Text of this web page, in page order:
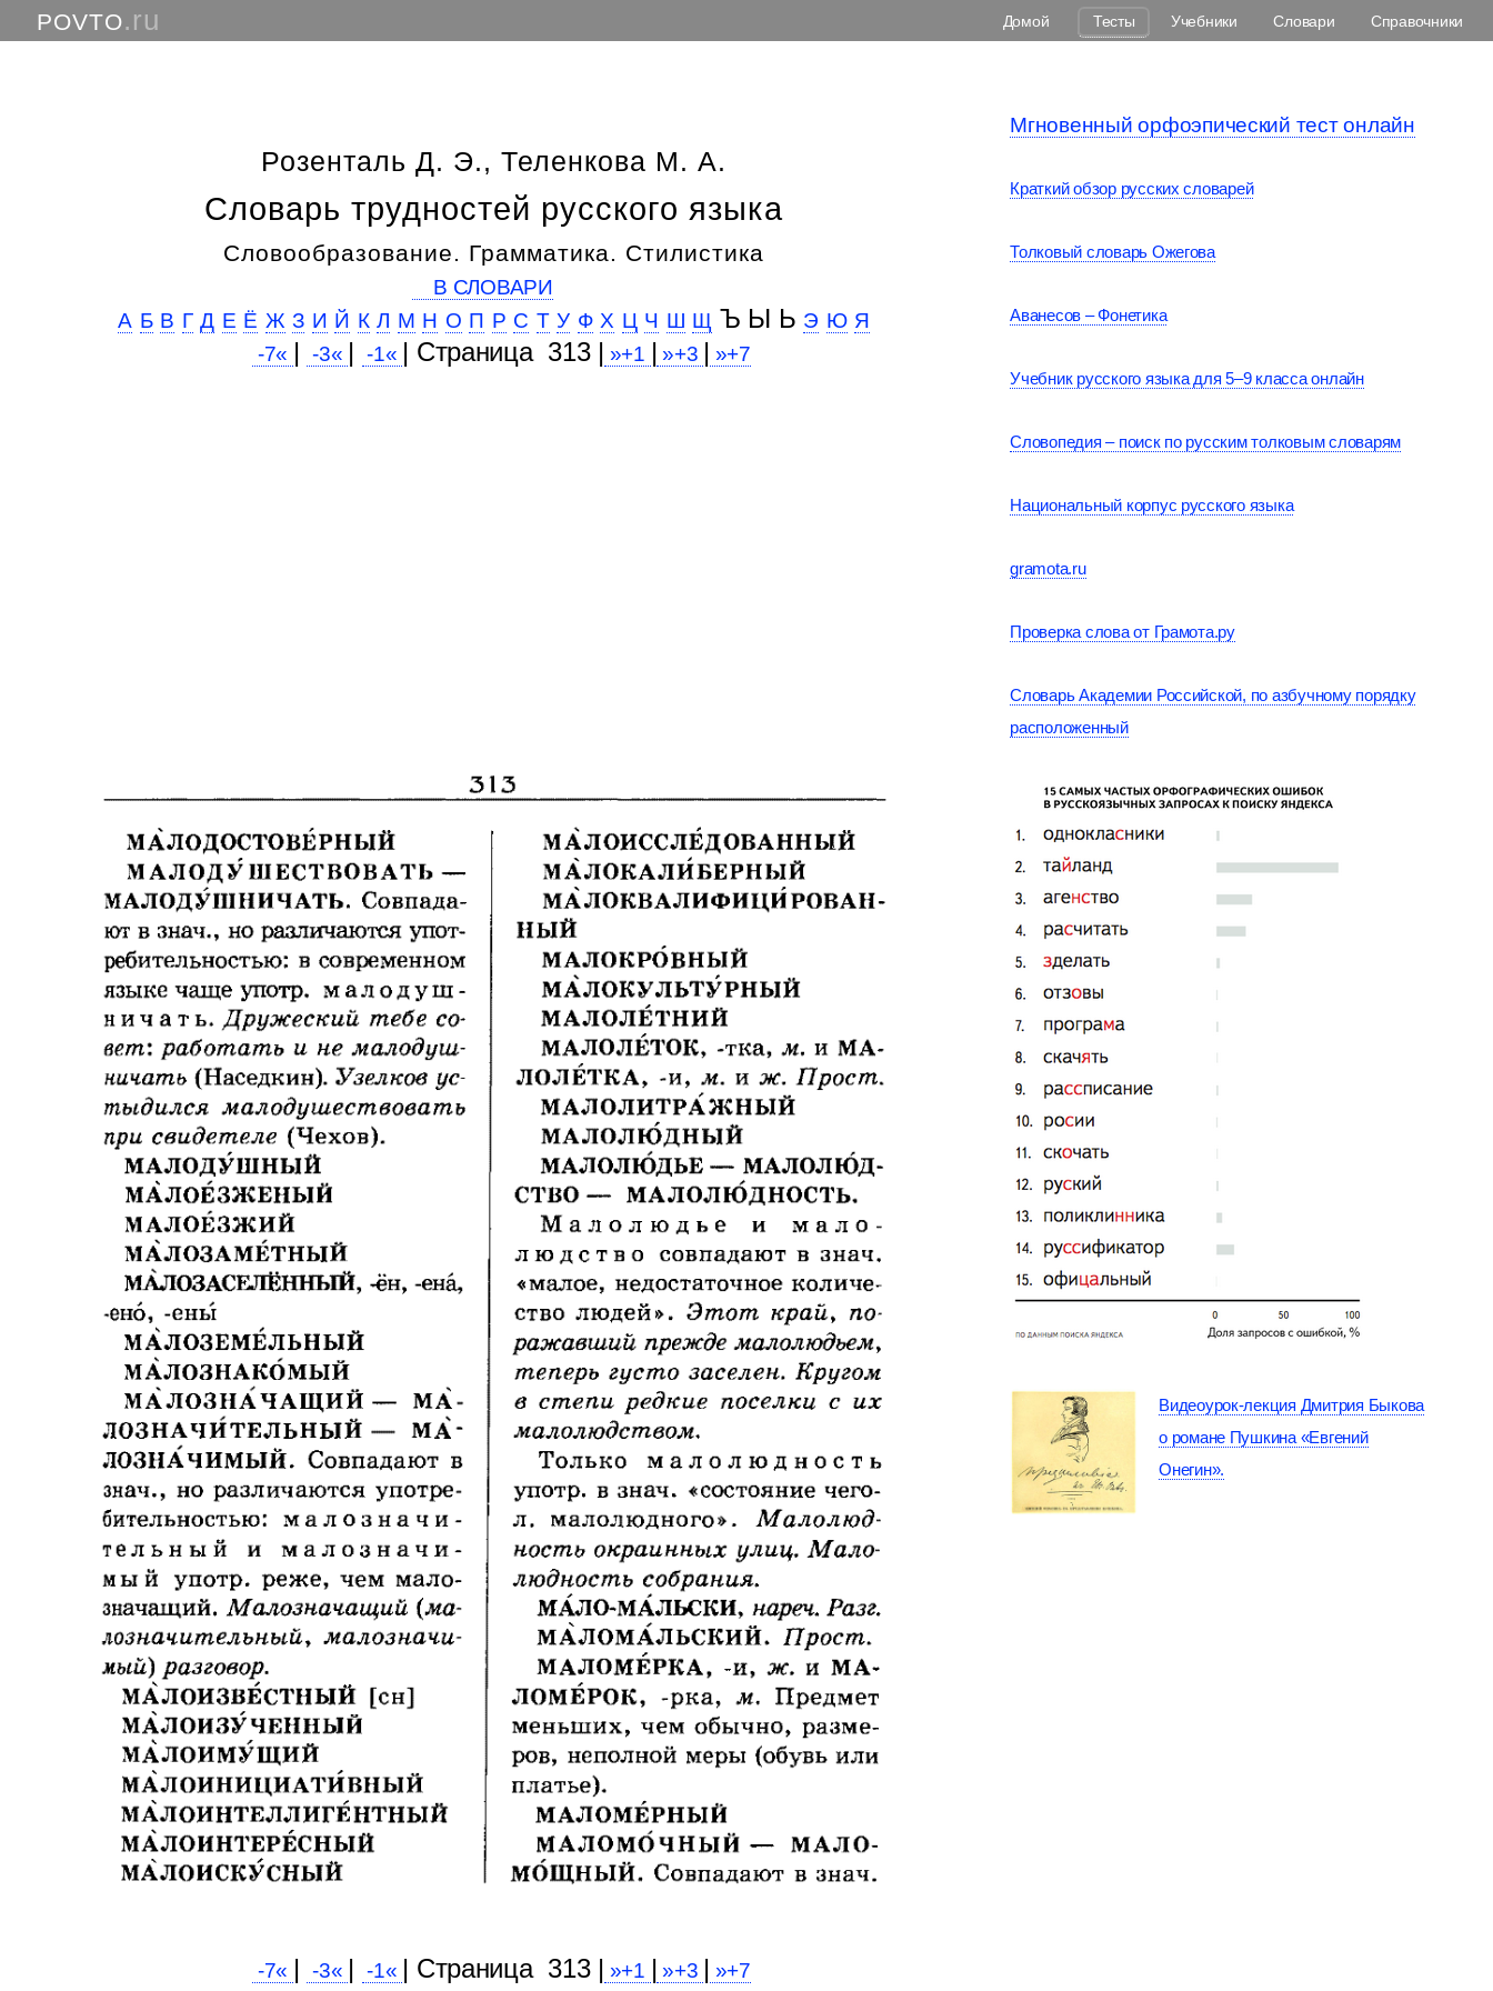
POVTO.ru Домой Тесты Учебники Словари Справочники
Розенталь Д. Э., Теленкова М. А.
Словарь трудностей русского языка
Словообразование. Грамматика. Стилистика
В СЛОВАРИ
А Б В Г Д Е Ё Ж З И Й К Л М Н О П Р С Т У Ф Х Ц Ч Ш Щ Ъ Ы Ь Э Ю Я
-7« | -3« | -1« | Cтраница 313 | »+1 | »+3 | »+7
-7« | -3« | -1« | Cтраница 313 | »+1 | »+3 | »+7
Мгновенный орфоэпический тест онлайн
Краткий обзор русских словарей
Толковый словарь Ожегова
Аванесов – Фонетика
Учебник русского языка для 5–9 класса онлайн
Словопедия – поиск по русским толковым словарям
Национальный корпус русского языка
gramota.ru
Проверка слова от Грамота.ру
Словарь Академии Российской, по азбучному порядку
расположенный
Видеоурок-лекция Дмитрия Быкова
о романе Пушкина «Евгений
Онегин».